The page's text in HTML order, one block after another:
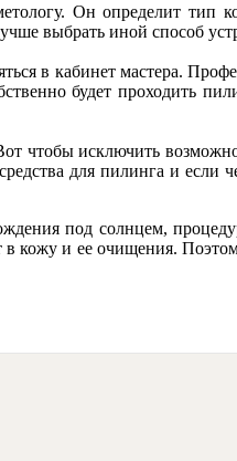
Он определит тип
выбрать иной способ
в кабинет мастера.
будет проходить
чтобы исключить
для пилинга и если
под солнцем,
кожу и ее очищения.